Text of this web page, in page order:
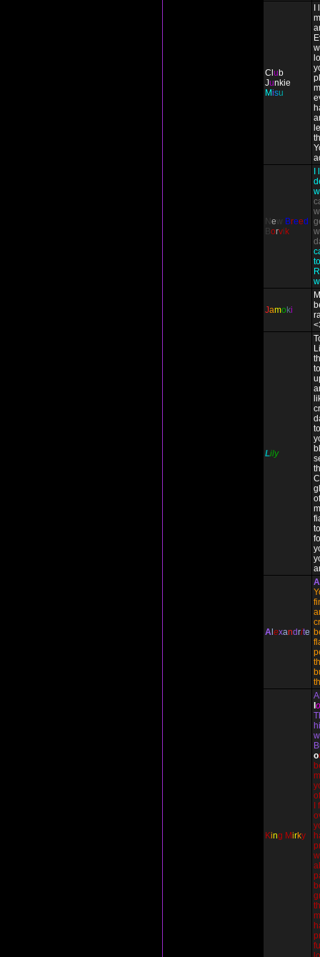
Cl ub
Junkie
Misu
N ew Breed
B orvi k
Jamo ki
Lily
A exandrite
A
King Mirky
o
o